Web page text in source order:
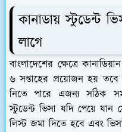
কানাডায় স্টুডেন্ট
লাগে
বাংলাদেশের ক্ষেত্রে
৬ সপ্তাহের প্রয়োজন হয় তবে
নিতে পারে এজন্য সঠিক
স্টুডেন্ট ভিসা যদি পেয়ে যান
লিস্ট জমা দিতে হবে এবং